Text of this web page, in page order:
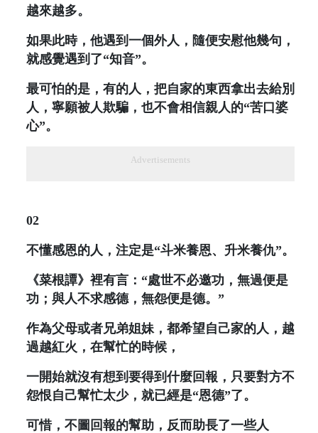
越來越多。
如果此時，他遇到一個外人，隨便安慰他幾句，
就感覺遇到了“知音”。
最可怕的是，有的人，把自家的東西拿出去給別
人，寧願被人欺騙，也不會相信親人的“苦口婆
心”。
Advertisements
02
不懂感恩的人，注定是“斗米養恩、升米養仇”。
《菜根譚》裡有言：“處世不必邀功，無過便是
功；與人不求感德，無怨便是德。”
作為父母或者兄弟姐妹，都希望自己家的人，越
過越紅火，在幫忙的時候，
一開始就沒有想到要得到什麼回報，只要對方不
怨恨自己幫忙太少，就已經是“恩德”了。
可惜，不圖回報的幫助，反而助長了一些人